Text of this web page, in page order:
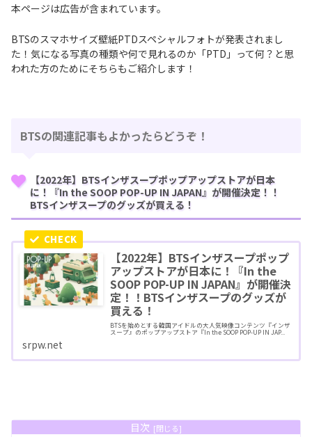
本ページは広告が含まれています。
BTSのスマホサイズ壁紙PTDスペシャルフォトが発表されまし
た！気になる写真の種類や何で見れるのか「PTD」って何？と思
われた方のためにそちらもご紹介します！
BTSの関連記事もよかったらどうぞ！
【2022年】BTSインザスープポップアップストアが日本
に！『In the SOOP POP-UP IN JAPAN』が開催決定！！
BTSインザスープのグッズが買える！
【2022年】BTSインザスープポップ
アップストアが日本に！『In the
SOOP POP-UP IN JAPAN』が開催決
定！！BTSインザスープのグッズが
買える！
BTSを始めとする韓国アイドルの大人気映像コンテンツ『インザ
スープ』のポップアップストア『In the SOOP POP-UP IN JAP...
srpw.net
目次